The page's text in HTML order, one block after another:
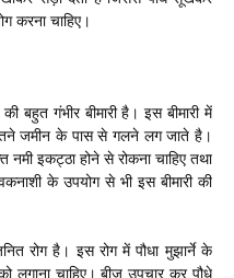
करना चाहिए।
बहुत गंभीर बीमारी है। इस बीमारी में
जमीन के पास से गलने लग जाते है।
नमी इकट्ठा होने से रोकना चाहिए तथा
के उपयोग से भी इस बीमारी की
रोग है। इस रोग में पौधा मुझार्ने के
लगाना चाहिए। बीज उपचार कर पौधे